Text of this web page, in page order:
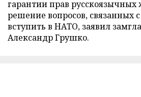
гарантии прав русскоязычных
решение вопросов, связанных
вступить в НАТО, заявил
Александр Грушко.